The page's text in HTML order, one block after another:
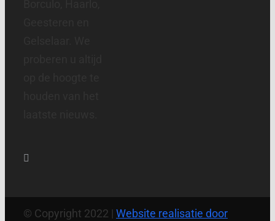
© Copyright 2022 | Website realisatie door